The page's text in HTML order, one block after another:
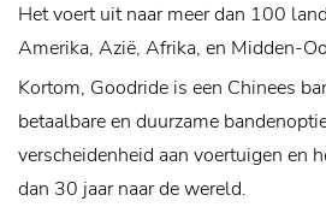
Het voert uit naar meer dan 100
Amerika, Azië, Afrika, en Midden-
Kortom, Goodride is een Chinees
betaalbare en duurzame
verscheidenheid aan voertuigen en
dan 30 jaar naar de wereld.